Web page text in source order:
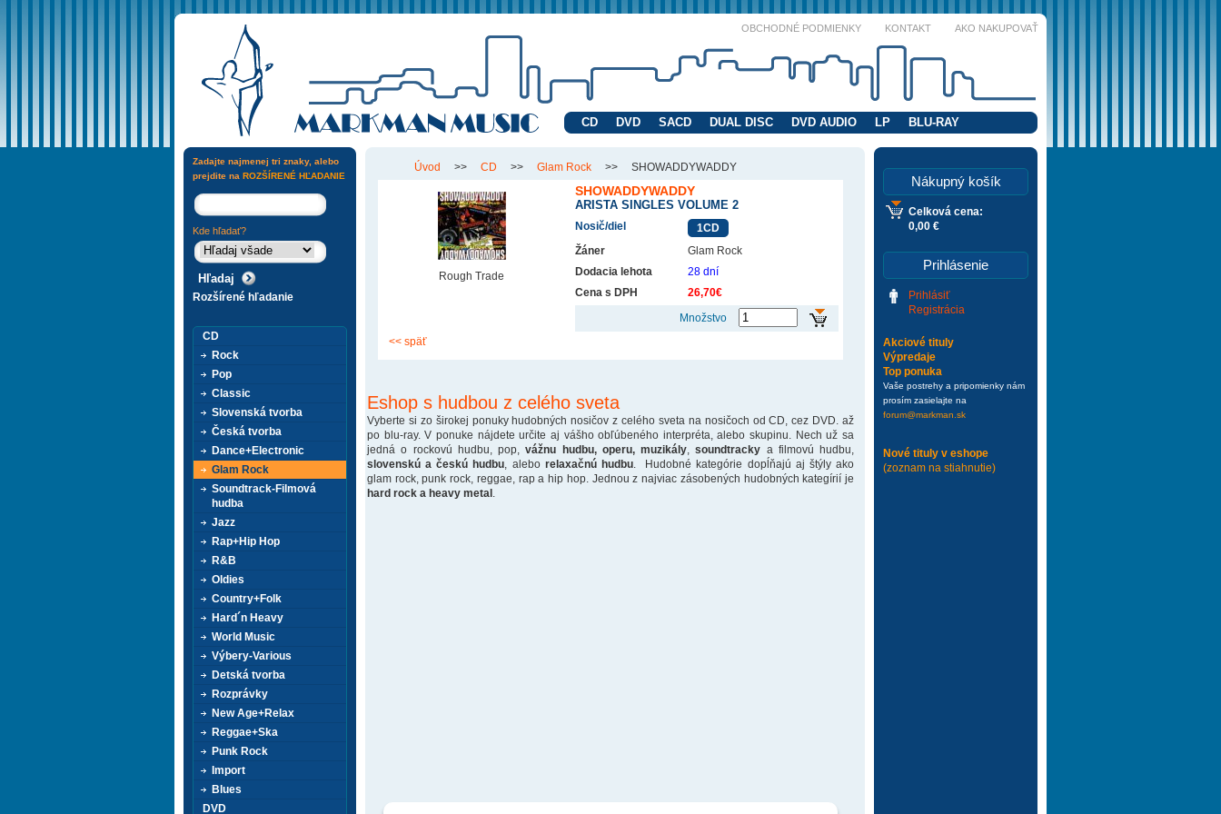
OBCHODNÉ PODMIENKY KONTAKT AKO NAKUPOVAŤ
CD DVD SACD DUAL DISC DVD AUDIO LP BLU-RAY
Úvod >> CD >> Glam Rock >> SHOWADDYWADDY
Rough Trade
SHOWADDYWADDY
ARISTA SINGLES VOLUME 2
Nosič/diel
1CD
Žáner
Glam Rock
Dodacia lehota
28 dní
Cena s DPH
26,70€
Množstvo
<< späť
Eshop s hudbou z celého sveta
Vyberte si zo širokej ponuky hudobných nosičov z celého sveta na nosičoch od CD, cez DVD. až
po blu-ray. V ponuke nájdete určite aj vášho obľúbeného interpréta, alebo skupinu. Nech už sa
jedná o rockovú hudbu, pop,vážnu hudbu, operu, muzikály ,soundtracky a filmovú hudbu,
slovenskú a českú hudbu , alebo relaxačnú hudbu. Hudobné kategórie dopĺňajú aj štýly ako
glam rock, punk rock, reggae, rap a hip hop. Jednou z najviac zásobených hudobných kategírií je
hard rock a heavy metal
Nákupný košík
Celková cena:
0,00 €
Prihlásenie
Prihlásiť
Registrácia
Akciové tituly
Výpredaje
Top ponuka
Vaše postrehy a pripomienky nám
prosím zasielajte na
forum@markman.sk
Nové tituly v eshope
(zoznam na stiahnutie)
Zadajte najmenej tri znaky, alebo
prejdite na ROZŠÍRENÉ HĽADANIE
Kde hľadať?
Rozšírené hľadanie
CD
Rock
Pop
Classic
Slovenská tvorba
Česká tvorba
Dance+Electronic
Glam Rock
Soundtrack-Filmová
hudba
Jazz
Rap+Hip Hop
R&B
Oldies
Country+Folk
Hard´n Heavy
World Music
Výbery-Various
Detská tvorba
Rozprávky
New Age+Relax
Reggae+Ska
Punk Rock
Import
Blues
DVD